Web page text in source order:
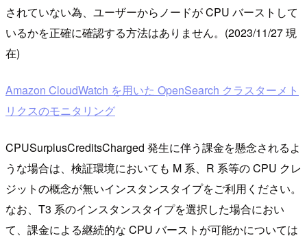
されていない為、ユーザーからノードが CPU バーストして
いるかを正確に確認する方法はありません。(2023/11/27 現
在)
Amazon CloudWatch を用いた OpenSearch クラスターメト
リクスのモニタリング
CPUSurplusCreditsCharged 発生に伴う課金を懸念されるよ
うな場合は、検証環境においても M 系、R 系等の CPU クレ
ジットの概念が無いインスタンスタイプをご利用ください。
なお、T3 系のインスタンスタイプを選択した場合におい
て、課金による継続的な CPU バーストが可能かについては